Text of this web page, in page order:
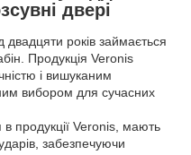
двері
років займається
Продукція Veronis
і вишуканим
вибором для сучасних
продукції Veronis, мають
забезпечуючи